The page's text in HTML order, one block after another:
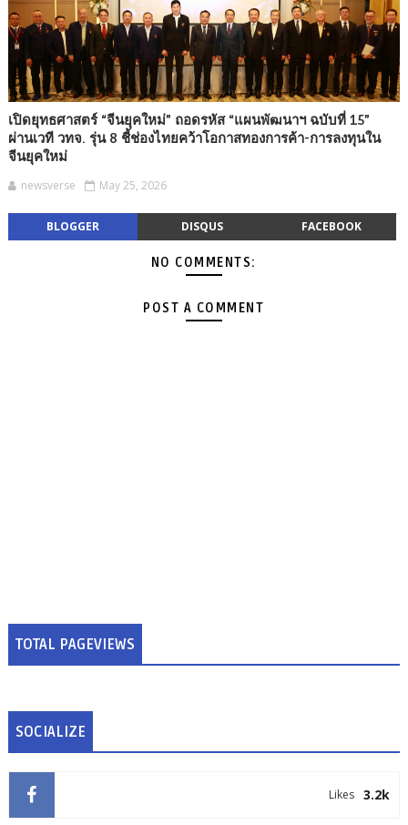
เปิดยุทธศาสตร์ “จีนยุคใหม่” ถอดรหัส “แผนพัฒนาฯ ฉบับที่ 15”
ผ่านเวที วทจ. รุ่น 8 ชี้ช่องไทยคว้าโอกาสทองการค้า-การลงทุนใน
จีนยุคใหม่
newsverse May 25, 2026
BLOGGER DISQUS FACEBOOK
NO COMMENTS:
POST A COMMENT
TOTAL PAGEVIEWS
SOCIALIZE
3.2k
Likes